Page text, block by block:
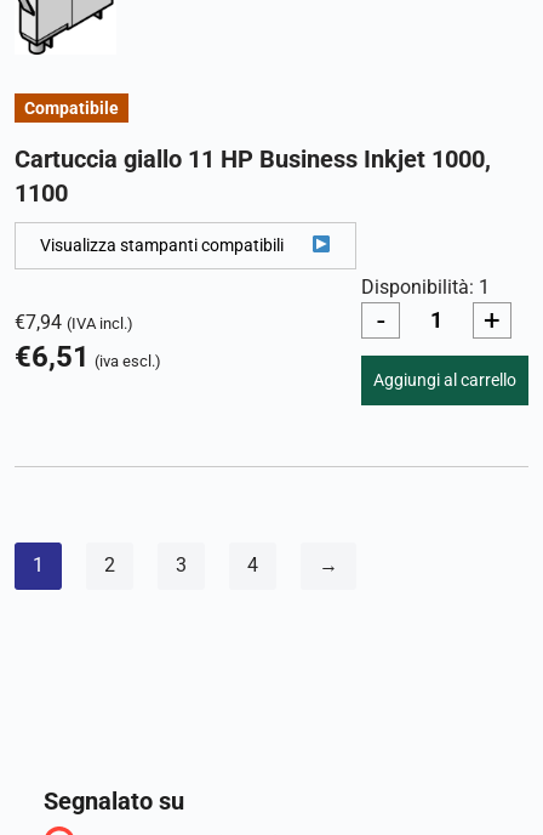
Compatibile
Cartuccia giallo 11 HP Business Inkjet 1000,
1100
Visualizza stampanti compatibili
€7,94 (IVA incl.)
€6,51 (iva escl.)
Disponibilità: 1
- +
Aggiungi al carrello
1 2 3 4 →
Segnalato su